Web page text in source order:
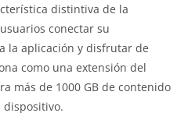
distintiva de la
conectar su
la aplicación y disfrutar de
como una extensión del
más de 1000 GB de contenido